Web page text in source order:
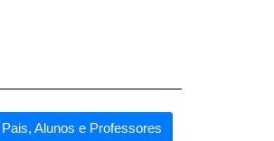
Alunos e Professores